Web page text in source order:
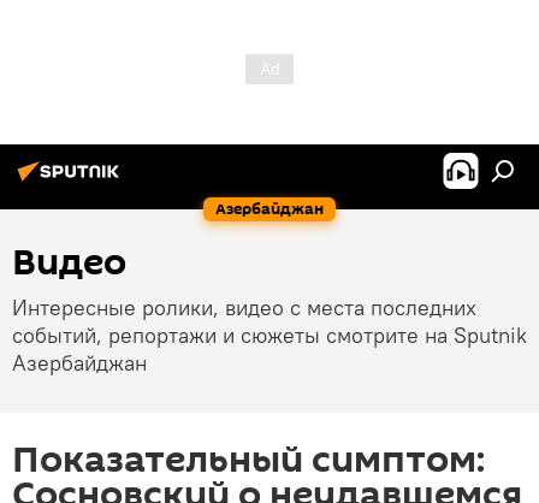
Азербайджан
Видео
Интересные ролики, видео с места последних
событий, репортажи и сюжеты смотрите на Sputnik
Азербайджан
Показательный симптом: